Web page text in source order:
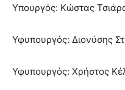
Υπουργός: Κώστας
Υφυπουργός: Διονύσης
Υφυπουργός: Χρήστος